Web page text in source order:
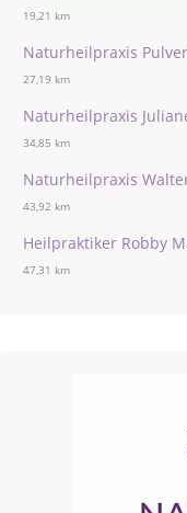
19,21 km
Naturheilpraxis
27,19 km
Naturheilpraxis
34,85 km
Naturheilpraxis
43,92 km
Heilpraktiker Robby
47,31 km